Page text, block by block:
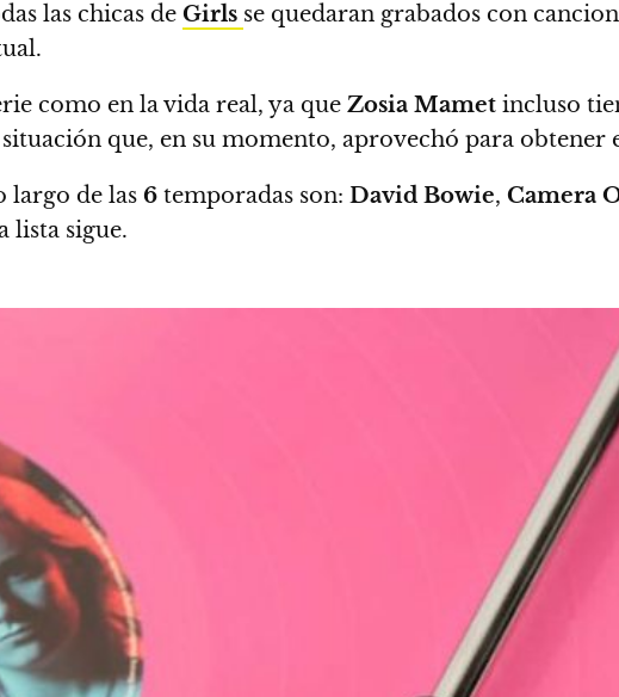
las chicas de Girls se quedaran grabados con
como en la vida real, ya que Zosia Mamet incluso
que, en su momento, aprovechó para obtener
largo de las 6 temporadas son: David Bowie, Camera
lista sigue.